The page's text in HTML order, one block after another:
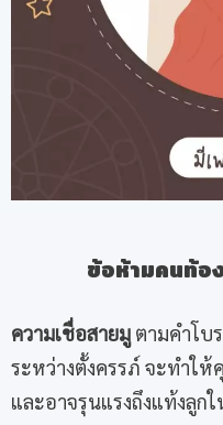
ข้อห้ามคนท้อ
ความเชื่อสายมู ตามคำโบ
ระหว่างตั้งครรภ์ จะทำใ
และอาจรุนแรงถึงแท้งลูก